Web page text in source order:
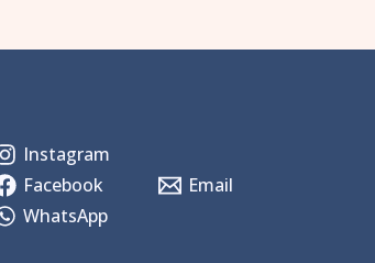
Instagram
Facebook
Email
WhatsApp